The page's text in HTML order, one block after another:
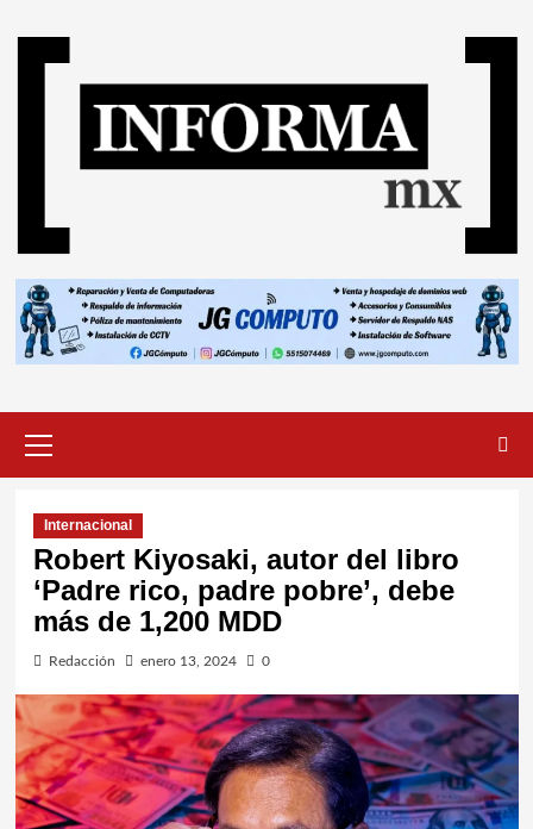
Internacional
Robert Kiyosaki, autor del libro
‘Padre rico, padre pobre’, debe
más de 1,200 MDD
Redacción enero 13, 2024 0